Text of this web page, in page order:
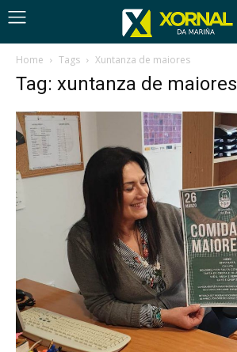
Home Tags Xuntanza de maiores
Tag: xuntanza de maiores